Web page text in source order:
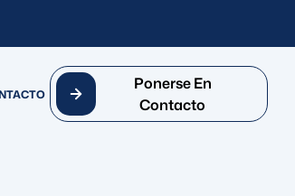
Ponerse En
Contacto